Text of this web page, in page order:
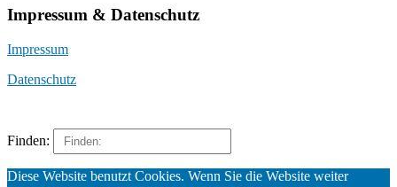
Impressum & Datenschutz
Impressum
Datenschutz
Finden:
Diese Website benutzt Cookies. Wenn Sie die Website weiter